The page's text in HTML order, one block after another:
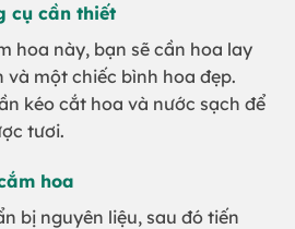
cụ cần thiết
hoa này, bạn sẽ cần hoa lay
và một chiếc bình hoa đẹp.
kéo cắt hoa và nước sạch để
tươi.
hoa
bị nguyên liệu, sau đó tiến